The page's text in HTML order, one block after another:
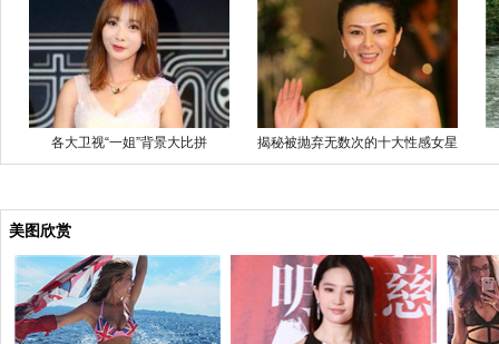
各大卫视“一姐”背景大比拼 揭秘被抛弃无数次的十大性感女星
美图欣赏